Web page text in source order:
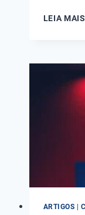
LEIA MAIS
ARTIGOS |